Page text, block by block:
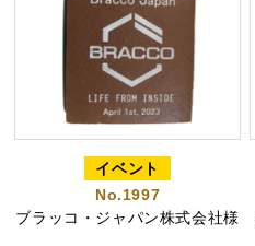
イベント
No.1997
ブラッコ・ジャパン株式会社様